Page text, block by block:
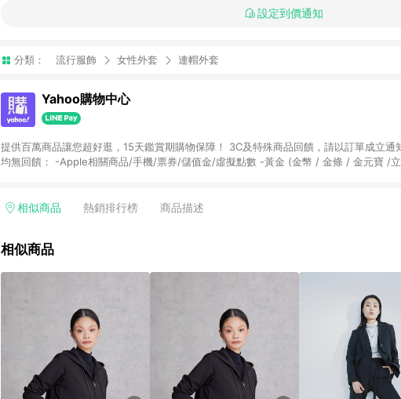
設定到價通知
分類： 流行服飾 女性外套 連帽外套
Yahoo購物中心
提供百萬商品讓您超好逛，15天鑑賞期購物保障！ 3C及特殊商品回饋，請以訂單成立通知為準 1. 請注意以下
均無回饋： -Apple相關商品/手機/票券/儲值金/虛擬點數 -黃金 (金幣 / 金條 / 金元寶 /
Yahoo超贈點回饋者 - 購物中心商店之商品：商品賣場中有標示「商店」及顯示商店名
相似商品 熱銷排行榜 商品描述
相似商品